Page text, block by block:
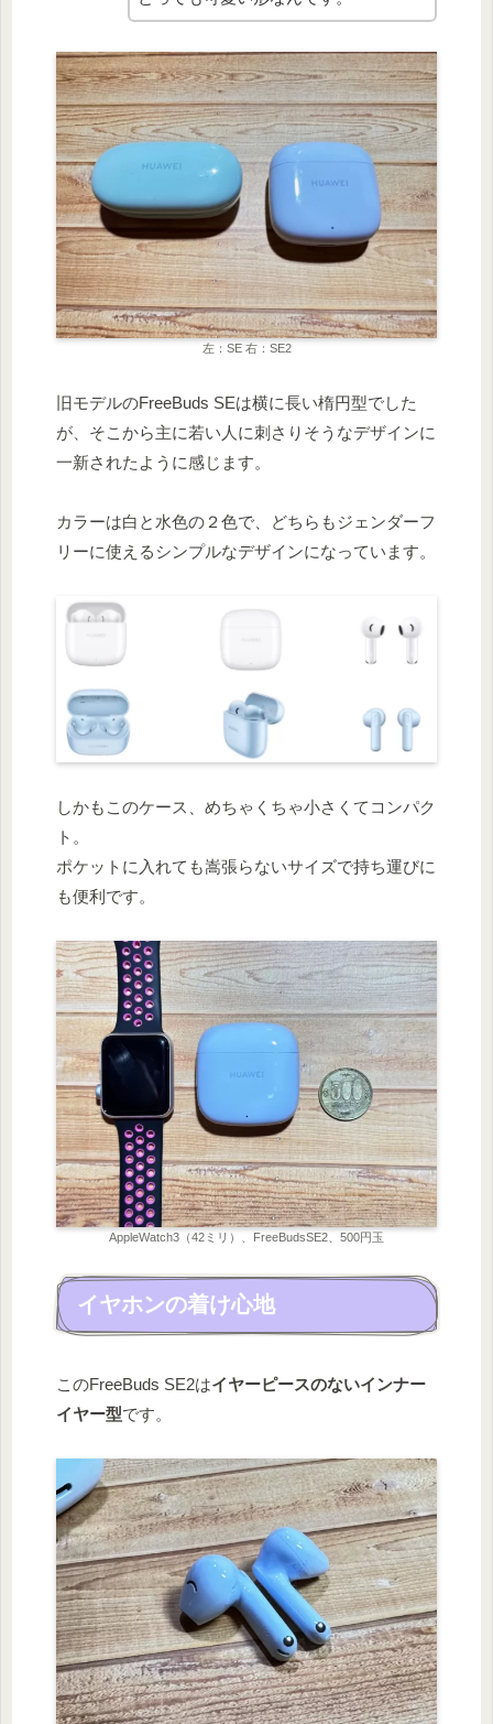
左：SE 右：SE2
旧モデルのFreeBuds SEは横に長い楕円型でした
が、そこから主に若い人に刺さりそうなデザインに
一新されたように感じます。
カラーは白と水色の２色で、どちらもジェンダーフ
リーに使えるシンプルなデザインになっています。
しかもこのケース、めちゃくちゃ小さくてコンパク
ト。
ポケットに入れても嵩張らないサイズで持ち運びに
も便利です。
AppleWatch3（42ミリ）、FreeBudsSE2、500円玉
イヤホンの着け心地
このFreeBuds SE2はイヤーピースのないインナー
イヤー型です。